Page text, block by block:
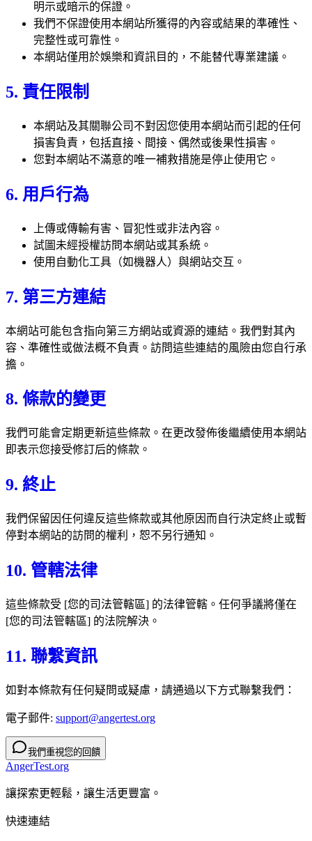
明示或暗示的保證。
我們不保證使用本網站所獲得的內容或結果的準確性、
完整性或可靠性。
本網站僅用於娛樂和資訊目的，不能替代專業建議。
5. 責任限制
本網站及其關聯公司不對因您使用本網站而引起的任何
損害負責，包括直接、間接、偶然或後果性損害。
您對本網站不滿意的唯一補救措施是停止使用它。
6. 用戶行為
上傳或傳輸有害、冒犯性或非法內容。
試圖未經授權訪問本網站或其系統。
使用自動化工具（如機器人）與網站交互。
7. 第三方連結
本網站可能包含指向第三方網站或資源的連結。我們對其內
容、準確性或做法概不負責。訪問這些連結的風險由您自行承
擔。
8. 條款的變更
我們可能會定期更新這些條款。在更改發佈後繼續使用本網站
即表示您接受修訂后的條款。
9. 終止
我們保留因任何違反這些條款或其他原因而自行決定終止或暫
停對本網站的訪問的權利，恕不另行通知。
10. 管轄法律
這些條款受 [您的司法管轄區] 的法律管轄。任何爭議將僅在
[您的司法管轄區] 的法院解決。
11. 聯繫資訊
如對本條款有任何疑問或疑慮，請通過以下方式聯繫我們：
電子郵件: support@angertest.org
我們重視您的回饋
AngerTest.org
讓探索更輕鬆，讓生活更豐富。
快速連結